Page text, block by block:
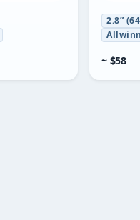
2.8”
~ $58